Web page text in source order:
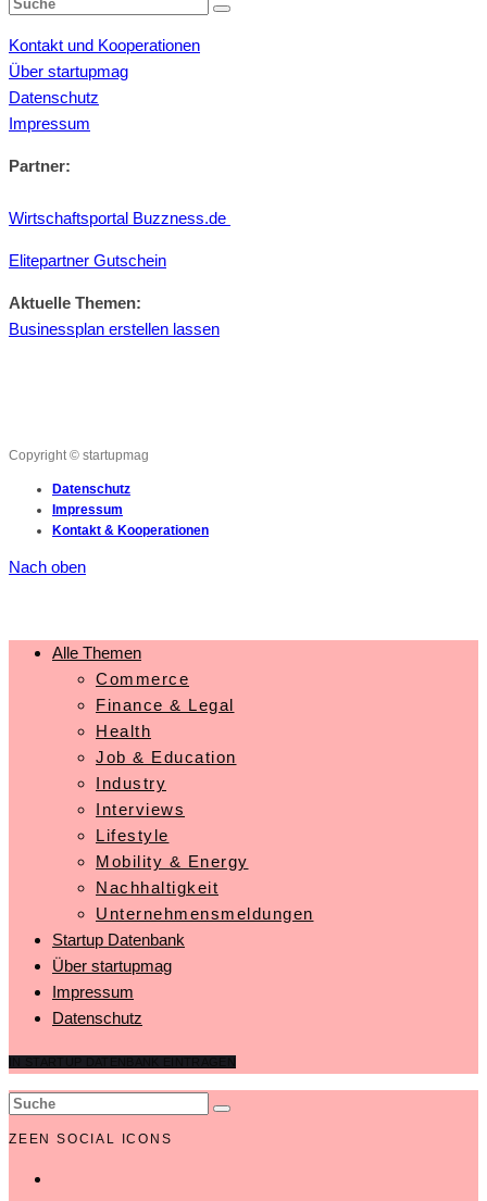
Kontakt und Kooperationen
Über startupmag
Datenschutz
Impressum
Partner:
Wirtschaftsportal Buzzness.de
Elitepartner Gutschein
Aktuelle Themen:
Businessplan erstellen lassen
Copyright © startupmag
Datenschutz
Impressum
Kontakt & Kooperationen
Nach oben
Alle Themen
Commerce
Finance & Legal
Health
Job & Education
Industry
Interviews
Lifestyle
Mobility & Energy
Nachhaltigkeit
Unternehmensmeldungen
Startup Datenbank
Über startupmag
Impressum
Datenschutz
ZEEN SOCIAL ICONS